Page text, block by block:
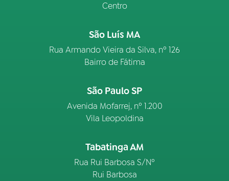
Centro
São Luís MA
Rua Armando Vieira da Silva, nº 126
Bairro de Fátima
São Paulo SP
Avenida Mofarrej, nº 1.200
Vila Leopoldina
Tabatinga AM
Rua Rui Barbosa S/Nº
Rui Barbosa